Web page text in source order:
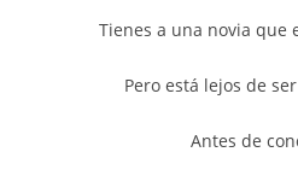
Tienes a una novia que
Pero está lejos de
Antes de